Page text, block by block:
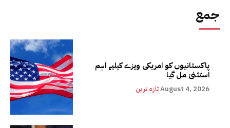
جمع
پاکستانیوں کو امریکی ویزے کیلیے اہم
استثنیٰ مل گیا
تازہ ترینAugust 4, 2026